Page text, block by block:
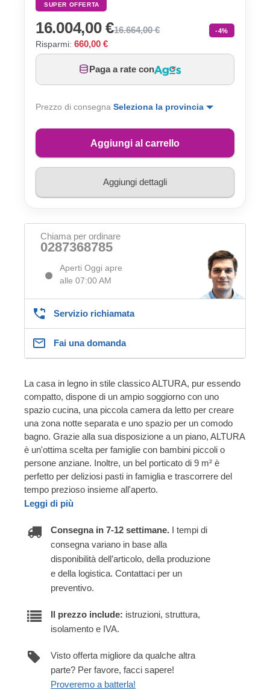
SUPER OFFERTA
16.004,00 €16.664,00 € -4%
Risparmi: 660,00 €
Paga a rate con
Prezzo di consegna Seleziona la provincia
Aggiungi al carrello
Aggiungi dettagli
Chiama per ordinare
0287368785
Aperti Oggi apre
alle 07:00 AM
Servizio richiamata
Fai una domanda
La casa in legno in stile classico ALTURA, pur essendo
compatto, dispone di un ampio soggiorno con uno
spazio cucina, una piccola camera da letto per creare
una zona notte separata e uno spazio per un comodo
bagno. Grazie alla sua disposizione a un piano, ALTURA
è un'ottima scelta per famiglie con bambini piccoli o
persone anziane. Inoltre, un bel porticato di 9 m² è
perfetto per deliziosi pasti in famiglia e trascorrere del
tempo prezioso insieme all'aperto.
Leggi di più
Consegna in 7-12 settimane. I tempi di
consegna variano in base alla
disponibilità dell’articolo, della produzione
e della logistica. Contattaci per un
preventivo.
Il prezzo include: istruzioni, struttura,
isolamento e IVA.
Visto offerta migliore da qualche altra
parte? Per favore, facci sapere!
Proveremo a batterla!